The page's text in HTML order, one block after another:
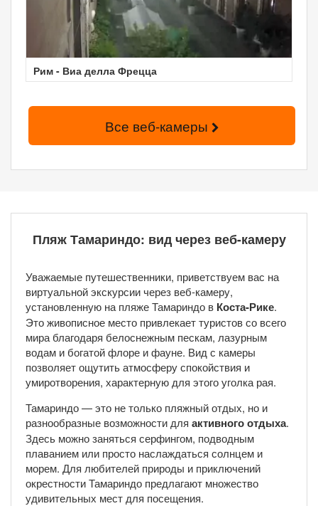
Рим - Виа делла Фрецца
Все веб-камеры
Пляж Тамариндо: вид через веб-камеру
Уважаемые путешественники, приветствуем вас на
виртуальной экскурсии через веб-камеру,
установленную на пляже Тамариндо в Коста-Рике.
Это живописное место привлекает туристов со всего
мира благодаря белоснежным пескам, лазурным
водам и богатой флоре и фауне. Вид с камеры
позволяет ощутить атмосферу спокойствия и
умиротворения, характерную для этого уголка рая.
Тамариндо — это не только пляжный отдых, но и
разнообразные возможности для активного отдыха.
Здесь можно заняться серфингом, подводным
плаванием или просто наслаждаться солнцем и
морем. Для любителей природы и приключений
окрестности Тамариндо предлагают множество
удивительных мест для посещения.